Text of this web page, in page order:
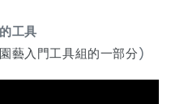
工具
藝入門工具組的一部分)